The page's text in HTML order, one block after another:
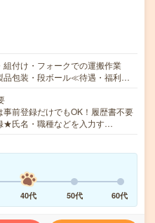
付け・フォークでの運搬作業
品包装・段ボール≪待遇・福利…
前登録だけでもOK！履歴書不要
★氏名・職種などを入力す…
40代 50代 60代